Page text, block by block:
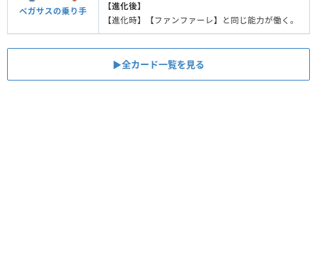
ペガサスの乗り手
【進化後】
【進化時】【ファンファーレ】と同じ能力が働く。
▶︎全カード一覧を見る